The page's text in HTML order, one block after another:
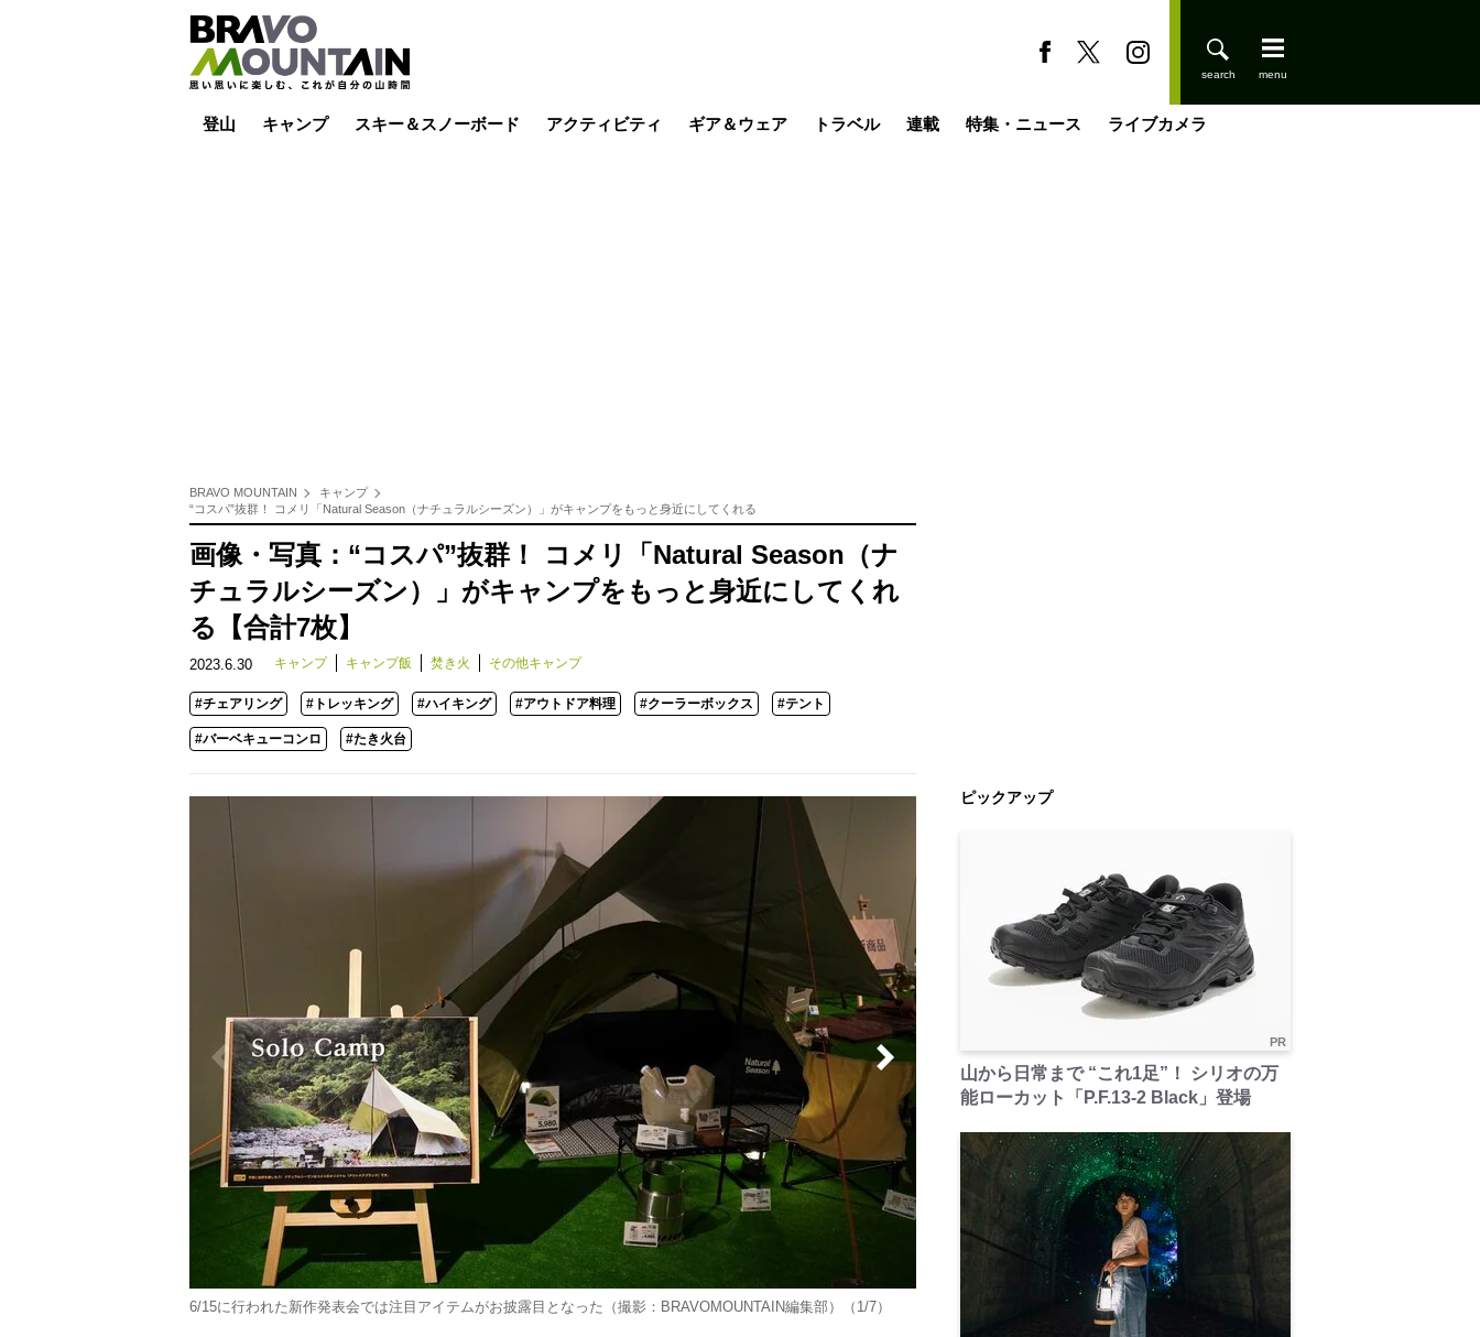
登山 キャンプ スキー＆スノーボード アクティビティ ギア＆ウェア トラベル 連載 特集・ニュース ライブカメラ
BRAVO MOUNTAIN
キャンプ
“コスパ”抜群！ コメリ「Natural Season（ナチュラルシーズン）」がキャンプをもっと身近にしてくれる
画像・写真：“コスパ”抜群！ コメリ「Natural Season（ナ
チュラルシーズン）」がキャンプをもっと身近にしてくれ
る【合計7枚】
2023.6.30 キャンプ キャンプ飯 焚き火 その他キャンプ
#チェアリング #トレッキング #ハイキング #アウトドア料理 #クーラーボックス #テント
#バーベキューコンロ #たき火台
6/15に行われた新作発表会では注目アイテムがお披露目となった（撮影：BRAVOMOUNTAIN編集部）（1/7）
ピックアップ
PR
山から日常まで “これ1足”！ シリオの万
能ローカット「P.F.13-2 Black」登場